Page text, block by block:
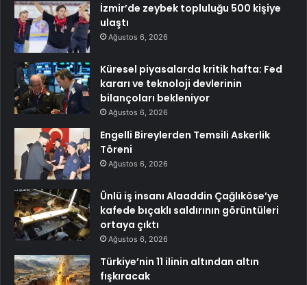
İzmir’de zeybek topluluğu 500 kişiye
ulaştı
Ağustos 6, 2026
Küresel piyasalarda kritik hafta: Fed
kararı ve teknoloji devlerinin
bilançoları bekleniyor
Ağustos 6, 2026
Engelli Bireylerden Temsili Askerlik
Töreni
Ağustos 6, 2026
Ünlü iş insanı Alaaddin Çağlıköse’ye
kafede bıçaklı saldırının görüntüleri
ortaya çıktı
Ağustos 6, 2026
Türkiye’nin 11 ilinin altından altın
fışkıracak